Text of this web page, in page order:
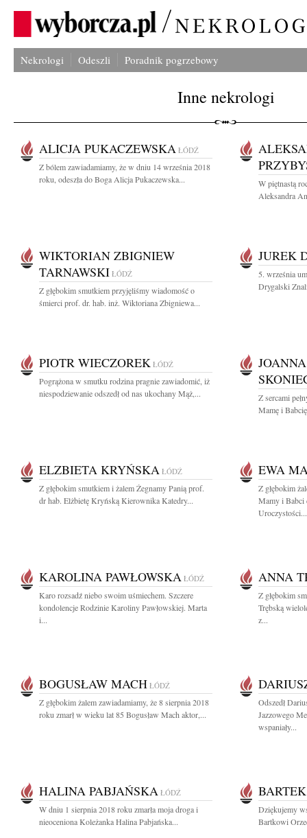
Nekrologi Odeszli Poradnik pogrzebowy
Inne nekrologi
ALICJA PUKACZEWSKA ŁÓDŹ
Z bólem zawiadamiamy, że w dniu 14 września 2018
roku, odeszła do Boga Alicja Pukaczewska...
W piętnastą
Aleksandra
WIKTORIAN ZBIGNIEW
TARNAWSKI ŁÓDŹ
Z głębokim smutkiem przyjęliśmy wiadomość o
śmierci prof. dr. hab. inż. Wiktoriana Zbigniewa...
JUREK
5. września
Drygalski
PIOTR WIECZOREK ŁÓDŹ
Pogrążona w smutku rodzina pragnie zawiadomić, iż
niespodziewanie odszedł od nas ukochany Mąż,...
Z sercami
Mamę i
ELZBIETA KRYŃSKA ŁÓDŹ
Z głębokim smutkiem i żalem Żegnamy Panią prof.
dr hab. Elżbietę Kryńską Kierownika Katedry...
EWA
Z głębokim
Mamy i Babci
Uroczystości...
KAROLINA PAWŁOWSKA ŁÓDŹ
Karo rozsadź niebo swoim uśmiechem. Szczere
kondolencje Rodzinie Karoliny Pawłowskiej. Marta
i...
ANNA
Z głębokim
Trębską
z...
BOGUSŁAW MACH ŁÓDŹ
Z głębokim żalem zawiadamiamy, że 8 sierpnia 2018
roku zmarł w wieku lat 85 Bogusław Mach aktor,...
Odszedł
Jazzowego
wspaniały...
HALINA PABJAŃSKA ŁÓDŹ
W dniu 1 sierpnia 2018 roku zmarła moja droga i
nieoceniona Koleżanka Halina Pabjańska...
Dziękujemy
Bartkowi